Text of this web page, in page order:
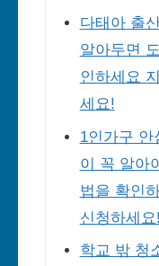
다태아 출
알아두면
인하세요
세요!
1인가구
이 꼭 알아
법을 확인
신청하세요!
학교 밖 청